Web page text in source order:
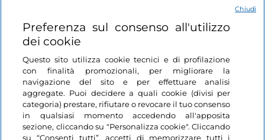
Login
Restiamo in contatto
Preferenza sul consenso all'utilizzo
dei cookie
Questo sito utilizza cookie tecnici e di profilazione
con finalità promozionali, per migliorare la
navigazione del sito e per effettuare analisi
aggregate. Puoi decidere a quali cookie (divisi per
categoria) prestare, rifiutare o revocare il tuo consenso
in qualsiasi momento accedendo all'apposita
sezione, cliccando su "Personalizza cookie". Cliccando
su “Consenti tutti”, accetti di memorizzare tutti i
Chiudi